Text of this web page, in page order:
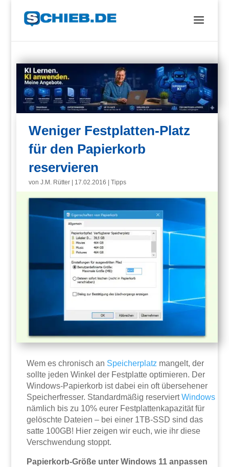
Weniger Festplatten-Platz
für den Papierkorb
reservieren
vonJ.M. Rütter 17.02.2016 |Tipps
Wem es chronisch an Speicherplatz mangelt, der
sollte jeden Winkel der Festplatte optimieren. Der
Windows-Papierkorb ist dabei ein oft übersehener
Speicherfresser. Standardmäßig reserviertWindows
nämlich bis zu 10% eurer Festplattenkapazität für
gelöschte Dateien – bei einer 1TB-SSD sind das
satte 100GB! Hier zeigen wir euch, wie ihr diese
Verschwendung stoppt.
Papierkorb-Größe unter Windows 11 anpassen